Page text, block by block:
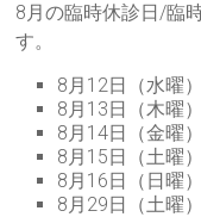
8月の臨時休診日/臨
す。
8月12日（水
8月13日（木曜
8月14日（金曜
8月15日（土曜
8月16日（日
8月29日（土曜